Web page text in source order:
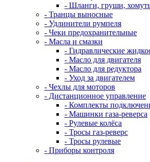
- Шланги, груши,
- Транцы выносные
- Удлинители румпеля
- Чеки предохранительные
- Масла и смазки
- Гидравлические
- Масло для двигателя
- Масло для редуктора
- Уход за двигателем
- Чехлы для моторов
- Дистанционное управление
- Комплекты
- Машинки газа-реверса
- Рулевые колёса
- Тросы газ-реверс
- Тросы рулевые
- Приборы контроля